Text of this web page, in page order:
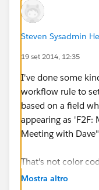
Steven Sysadmin
19 set 2014, 12:35
I've done some
workflow rule to
based on a field
appearing as 'F2F:
Meeting with Dave"
That's not color
that could help?
Mostra altro